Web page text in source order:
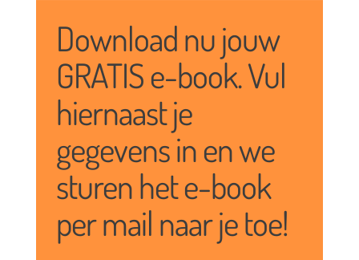
Download nu jouw
GRATIS e-book. Vul
hiernaast je
gegevens in en we
sturen het e-book
per mail naar je toe!